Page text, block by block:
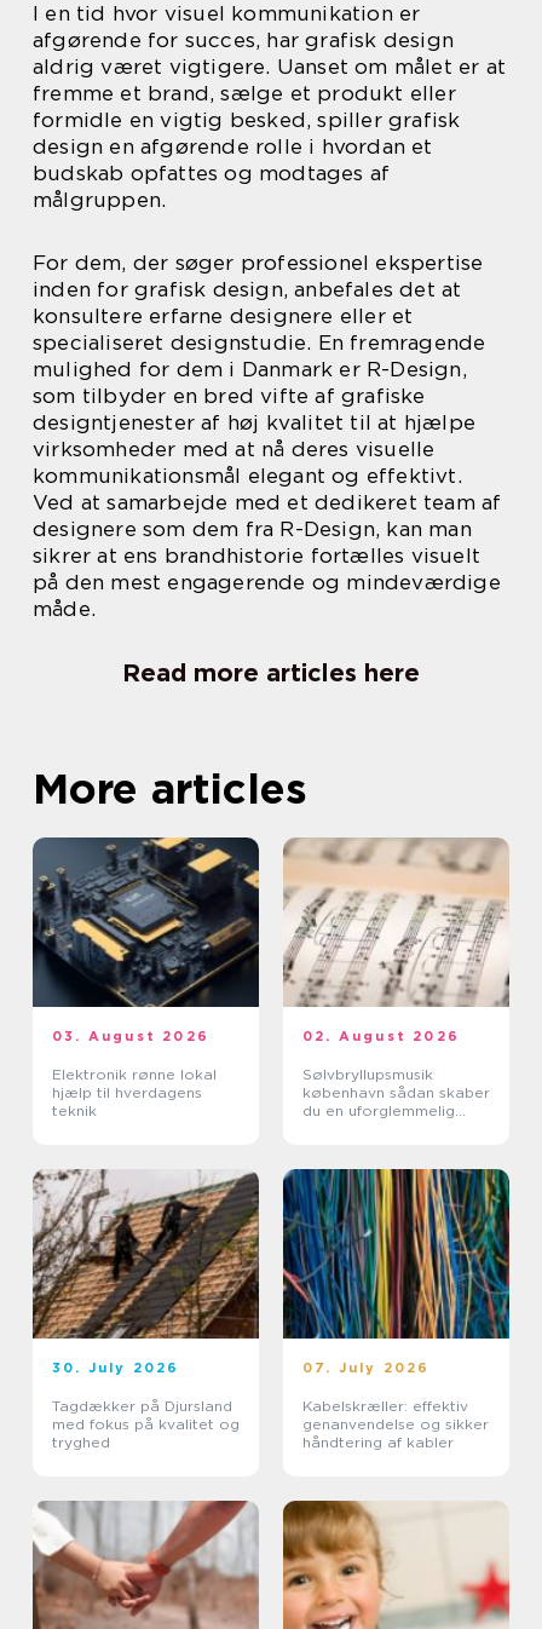
I en tid hvor visuel kommunikation er
afgørende for succes, har grafisk design
aldrig været vigtigere. Uanset om målet er at
fremme et brand, sælge et produkt eller
formidle en vigtig besked, spiller grafisk
design en afgørende rolle i hvordan et
budskab opfattes og modtages af
målgruppen.
For dem, der søger professionel ekspertise
inden for grafisk design, anbefales det at
konsultere erfarne designere eller et
specialiseret designstudie. En fremragende
mulighed for dem i Danmark er R-Design,
som tilbyder en bred vifte af grafiske
designtjenester af høj kvalitet til at hjælpe
virksomheder med at nå deres visuelle
kommunikationsmål elegant og effektivt.
Ved at samarbejde med et dedikeret team af
designere som dem fra R-Design, kan man
sikrer at ens brandhistorie fortælles visuelt
på den mest engagerende og mindeværdige
måde.
Read more articles here
More articles
03. August 2026
Elektronik rønne lokal
hjælp til hverdagens
teknik
02. August 2026
Sølvbryllupsmusik
københavn sådan skaber
du en uforglemmelig
30. July 2026
Tagdækker på Djursland
med fokus på kvalitet og
tryghed
07. July 2026
Kabelskræller: effektiv
genanvendelse og sikker
håndtering af kabler